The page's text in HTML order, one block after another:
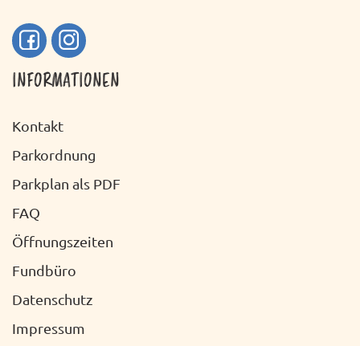
INFORMATIONEN
Kontakt
Parkordnung
Parkplan als PDF
FAQ
Öffnungszeiten
Fundbüro
Datenschutz
Impressum